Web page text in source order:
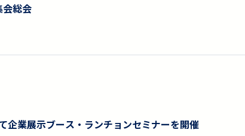
総会
企業展示ブース・ランチョンセミナーを開催